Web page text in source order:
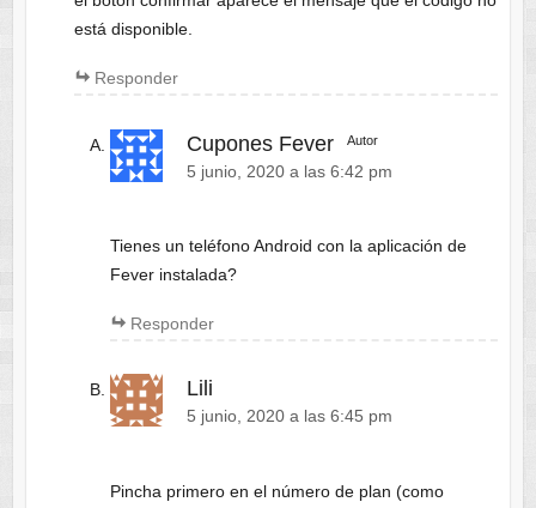
está disponible.
Responder
Cupones Fever Autor
5 junio, 2020 a las 6:42 pm
Tienes un teléfono Android con la aplicación de
Fever instalada?
Responder
Lili
5 junio, 2020 a las 6:45 pm
Pincha primero en el número de plan (como